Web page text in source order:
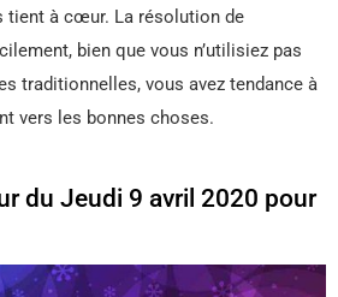
tient à cœur. La résolution de
bien que vous n’utilisiez pas
traditionnelles, vous avez tendance à
vers les bonnes choses.
du Jeudi 9 avril 2020 pour